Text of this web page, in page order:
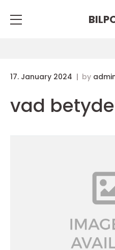
17. January 2024 by
vad